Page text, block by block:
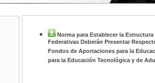
Norma para Establecer la
Federativas Deberán Presentar
Fondos de Aportaciones para la
para la Educación Tecnológica y de